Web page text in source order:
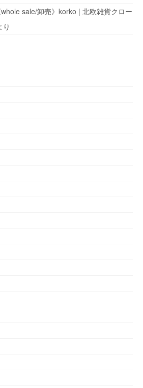
whole sale/卸売》korko | 北欧雑貨クロー
り